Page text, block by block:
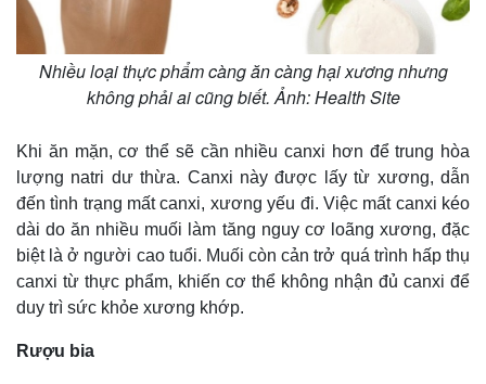
Thế giới
Quan sát
Cuộc sống đó đây
Hồ sơ
Multimedia
Nhiều loại thực phẩm càng ăn càng hại xương nhưng
không phải ai cũng biết. Ảnh: Health Site
Khi ăn mặn, cơ thể sẽ cần nhiều canxi hơn để trung hòa
lượng natri dư thừa. Canxi này được lấy từ xương, dẫn
đến tình trạng mất canxi, xương yếu đi. Việc mất canxi kéo
dài do ăn nhiều muối làm tăng nguy cơ loãng xương, đặc
biệt là ở người cao tuổi. Muối còn cản trở quá trình hấp thụ
canxi từ thực phẩm, khiến cơ thể không nhận đủ canxi để
duy trì sức khỏe xương khớp.
Rượu bia